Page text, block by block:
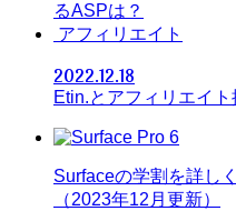
るASPは？
アフィリエイト
2022.12.18
Etin.とアフィリエイ
Surfaceの学割を詳し
（2023年12月更新）